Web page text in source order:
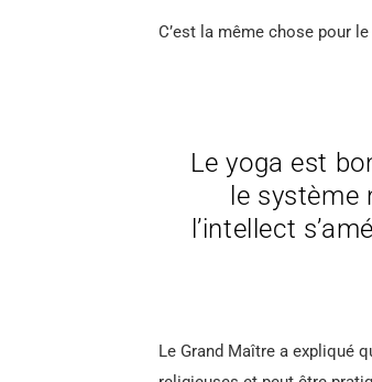
C’est la même chose pour
Le yoga est
le système
l’intellect
Le Grand Maître a expliqué